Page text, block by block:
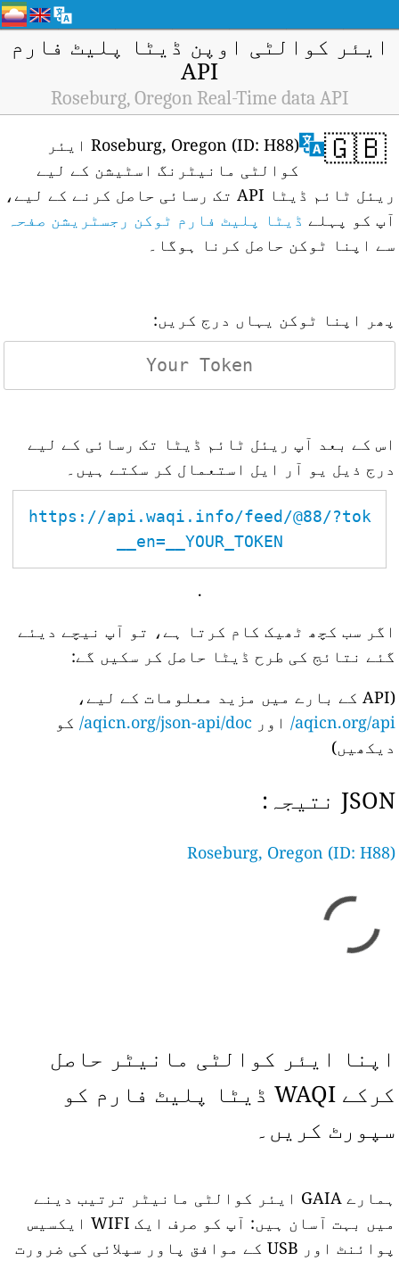
ایئر کوالٹی اوپن ڈیٹا پلیٹ فارم
API
Roseburg, Oregon Real-Time data API
🇬🇧
Roseburg, Oregon (ID: H88) ایئر
کوالٹی مانیٹرنگ اسٹیشن کے لیے
ریئل ٹائم ڈیٹا API تک رسائی حاصل کرنے کے لیے،
آپ کو پہلے ڈیٹا پلیٹ فارم ٹوکن رجسٹریشن صفحہ
سے اپنا ٹوکن حاصل کرنا ہوگا۔
پھر اپنا ٹوکن یہاں درج کریں:
اس کے بعد آپ ریئل ٹائم ڈیٹا تک رسائی کے لیے
درج ذیل یو آر ایل استعمال کر سکتے ہیں۔
https://api.waqi.info/feed/@88/?tok
en=__YOUR_TOKEN__
.
اگر سب کچھ ٹھیک کام کرتا ہے، تو آپ نیچے دیئے
گئے نتائج کی طرح ڈیٹا حاصل کر سکیں گے:
(API کے بارے میں مزید معلومات کے لیے،
aqicn.org/api/
اور aqicn.org/json-api/doc/ کو
دیکھیں)
JSON نتیجہ:
Roseburg, Oregon (ID: H88)
اپنا ایئر کوالٹی مانیٹر حاصل
کرکے WAQI ڈیٹا پلیٹ فارم کو
سپورٹ کریں۔
ہمارے GAIA ایئر کوالٹی مانیٹر ترتیب دینے
میں بہت آسان ہیں: آپ کو صرف ایک WIFI ایکسیس
پوائنٹ اور USB کے موافق پاور سپلائی کی ضرورت